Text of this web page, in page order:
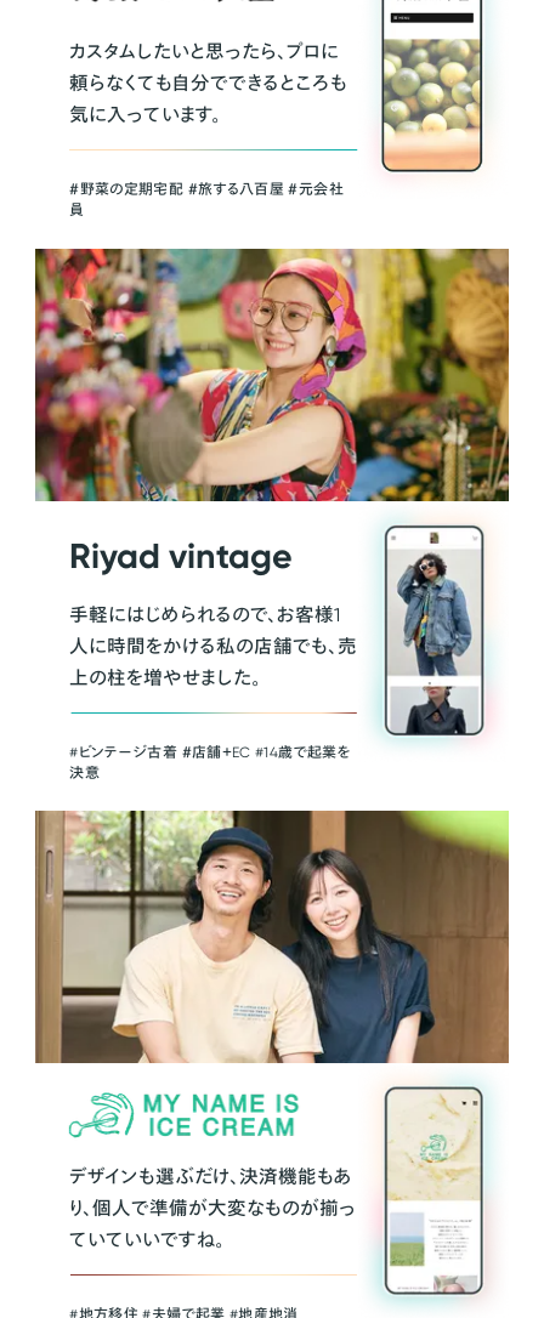
カスタムしたいと思ったら、プロに
頼らなくても自分でできるところも
気に入っています。
＃野菜の定期宅配 ＃旅する八百屋 ＃元会社
員
Riyad vintage
手軽にはじめられるので、お客様1
人に時間をかける私の店舗でも、売
上の柱を増やせました。
#ビンテージ古着 ＃店舗＋EC #14歳で起業を
決意
デザインも選ぶだけ、決済機能もあ
り、個人で準備が大変なものが揃っ
ていていいですね。